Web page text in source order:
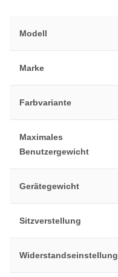
Modell
Marke
Farbvariante
Maximales
Benutzergewicht
Gerätegewicht
Sitzverstellung
Widerstandseinstellung